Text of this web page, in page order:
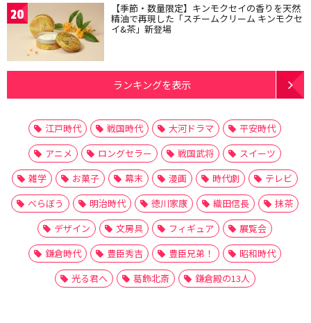
20 【季節・数量限定】キンモクセイの香りを天然
精油で再現した「スチームクリーム キンモクセ
イ&茶」新登場
ランキングを表示
江戸時代 戦国時代 大河ドラマ
平安時代
アニメ
ロングセラー 戦国武将
スイーツ
雑学
お菓子 幕末 漫画 時代劇
テレビ
べらぼう
明治時代 徳川家康 織田信長
抹茶
デザイン
文房具 フィギュア
展覧会
鎌倉時代
豊臣秀吉 豊臣兄弟！
昭和時代
光る君へ
葛飾北斎 鎌倉殿の13人